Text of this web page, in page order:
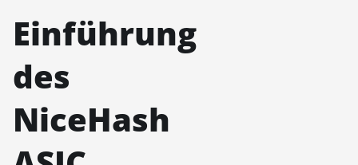
Einführung
des
NiceHash